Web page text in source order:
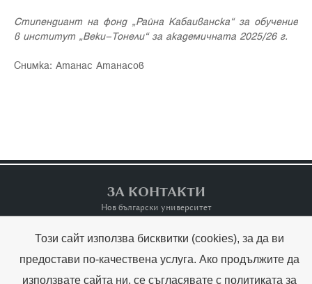
Стипендиант на фонд „Райна Кабаиванска“ за обучение
в институт „Веки–Тонели“ за академичната 2025/26 г.
Снимка: Атанас Атанасов
ЗА КОНТАКТИ
Нов български университет
Контакти Terms of Use
Copyright © Raina Kabaivanska & NBU
Този сайт използва бисквитки (cookies), за да ви
предостави по-качествена услуга. Ако продължите да
използвате сайта ни, се съгласявате с политиката за